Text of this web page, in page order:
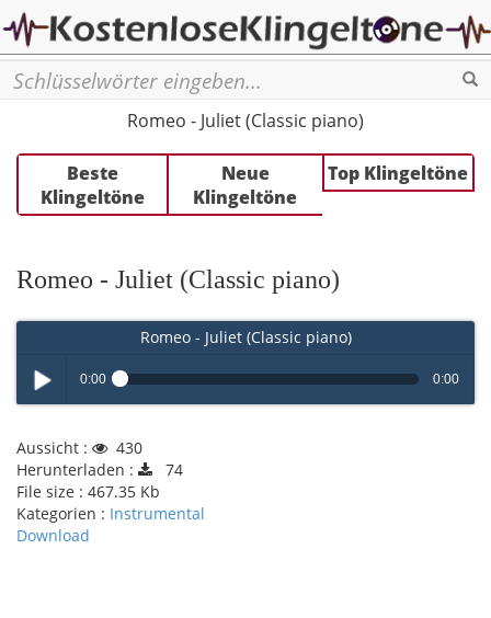
Romeo - Juliet (Classic piano)
Beste
Klingeltöne
Neue
Klingeltöne
Top Klingeltöne
Romeo - Juliet (Classic piano)
Romeo - Juliet (Classic piano)
Play /
0:00 0:00
Aussicht :
430
Herunterladen :
74
File size : 467.35 Kb
Kategorien : Instrumental
Download